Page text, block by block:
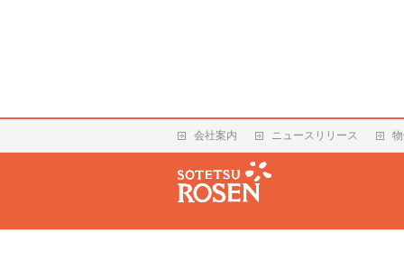
会社案内 ニュースリリース